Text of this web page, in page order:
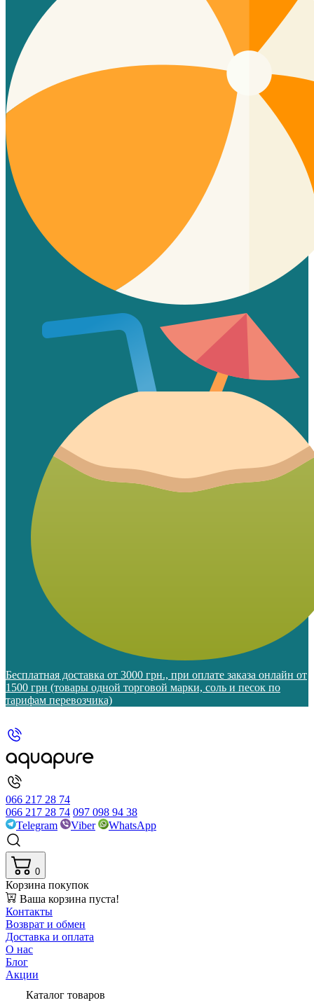
Бесплатная доставка от 3000 грн., при оплате заказа онлайн от
1500 грн (товары одной торговой марки, соль и песок по
тарифам перевозчика)
066 217 28 74
066 217 28 74 097 098 94 38
Telegram
Viber WhatsApp
0
Корзина покупок
Ваша корзина пуста!
Контакты
Возврат и обмен
Доставка и оплата
О нас
Блог
Акции
Каталог товаров